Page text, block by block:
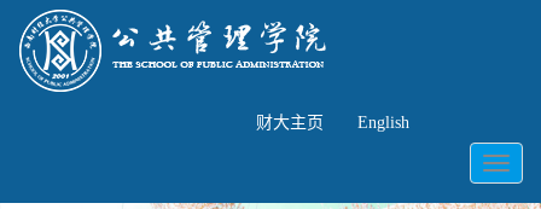
English
财大主页
Toggle